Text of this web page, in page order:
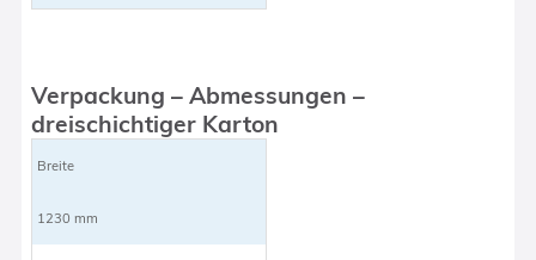
Verpackung – Abmessungen –
dreischichtiger Karton
Breite
1230 mm